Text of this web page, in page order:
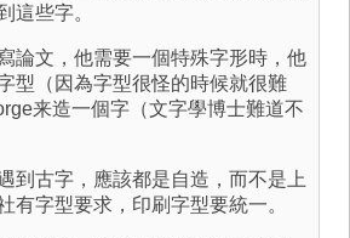
這些字。
論文，他需要一個特殊字形時，他
型（因為字型很怪的時候就很難
来造一個字（文字學博士難道不
到古字，應該都是自造，而不是上
有字型要求，印刷字型要統一。